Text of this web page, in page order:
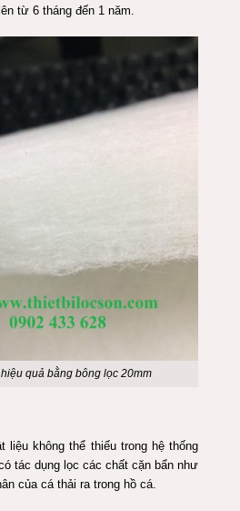
từ 6 tháng đến 1 năm.
quả bằng bông lọc 20mm
liệu không thể thiếu trong hệ thống
tác dụng lọc các chất cặn bẩn như
của cá thải ra trong hồ cá.